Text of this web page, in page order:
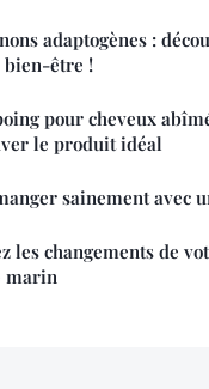
adaptogènes :
bien-être !
pour cheveux
le produit idéal
sainement avec
les changements de
marin